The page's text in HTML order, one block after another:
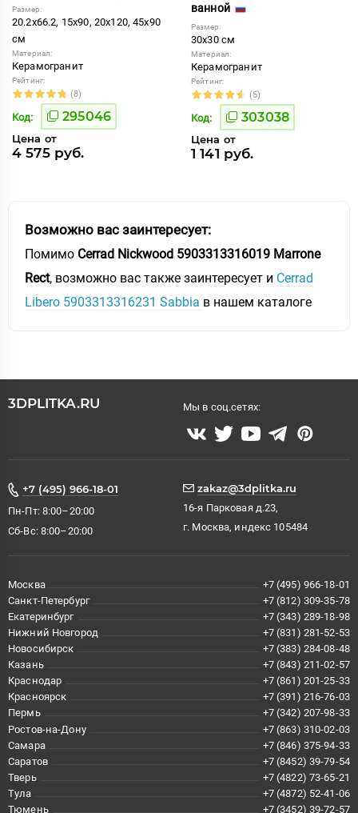
Размер:
20.2x66.2, 15x90, 20x120, 45x90
см
Материал:
Керамогранит
Рейтинг:
(8)
Код: 295046
Цена от
4 575 руб.
ванной
Размер:
30x30 см
Материал:
Керамогранит
Рейтинг:
(5)
Код: 303038
Цена от
1 141 руб.
Возможно вас заинтересует:
Помимо Cerrad Nickwood 5903313316019 Marrone
Rect, возможно вас также заинтересует и Cerrad
Libero 5903313316231 Sabbia в нашем каталоге
3DPLITKA.RU Мы в соц.сетях:
+7 (495) 966-18-01
Пн-Пт: 8:00–20:00
Сб-Вс: 8:00–20:00
zakaz@3dplitka.ru
16-я Парковая д.23,
г. Москва, индекс 105484
Москва
+7 (495) 966-18-01
Санкт-Петербург
+7 (812) 309-35-78
Екатеринбург
+7 (343) 289-18-98
Нижний Новгород
+7 (831) 281-52-53
Новосибирск
+7 (383) 284-08-48
Казань
+7 (843) 211-02-57
Краснодар
+7 (861) 201-25-33
Красноярск
+7 (391) 216-76-03
Пермь
+7 (342) 207-98-33
Ростов-на-Дону
+7 (863) 310-02-03
Самара
+7 (846) 375-94-33
Саратов
+7 (8452) 39-79-54
Тверь
+7 (4822) 73-65-21
Тула
+7 (4872) 52-41-06
Тюмень
+7 (3452) 39-72-57